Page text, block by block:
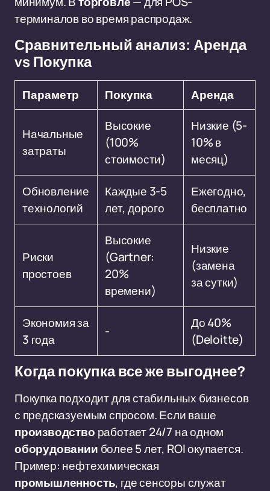
терминалов во время распродаж.
Сравнительный анализ: Аренда
vs Покупка
Параметр Покупка Аренда
Начальные
затраты
Высокие
(100%
стоимости)
Низкие (5-
10% в
месяц)
Обновление
технологий
Каждые 3-5
лет, дорого
Ежегодно,
бесплатно
Риски
простоев
Высокие
(Gartner:
20%
времени)
Низкие
(замена
за сутки)
Экономия за
3 года
-
До 40%
(Deloitte)
Когда покупка все же выгоднее?
Покупка подходит для стабильных бизнесов
с предсказуемым спросом. Если ваше
производство работает 24/7 на одном
оборудовании более 5 лет, ROI окупается.
Пример: нефтехимическая
промышленность, где сенсоры служат